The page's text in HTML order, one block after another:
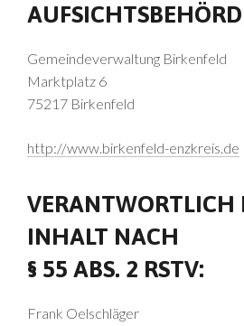
Gemeindeverwaltung Birkenfeld
Marktplatz 6
75217 Birkenfeld
http://www.birkenfeld-enzkreis.de
VERANTWORTLICH
INHALT NACH
§ 55 ABS. 2 RSTV:
Frank Oelschläger